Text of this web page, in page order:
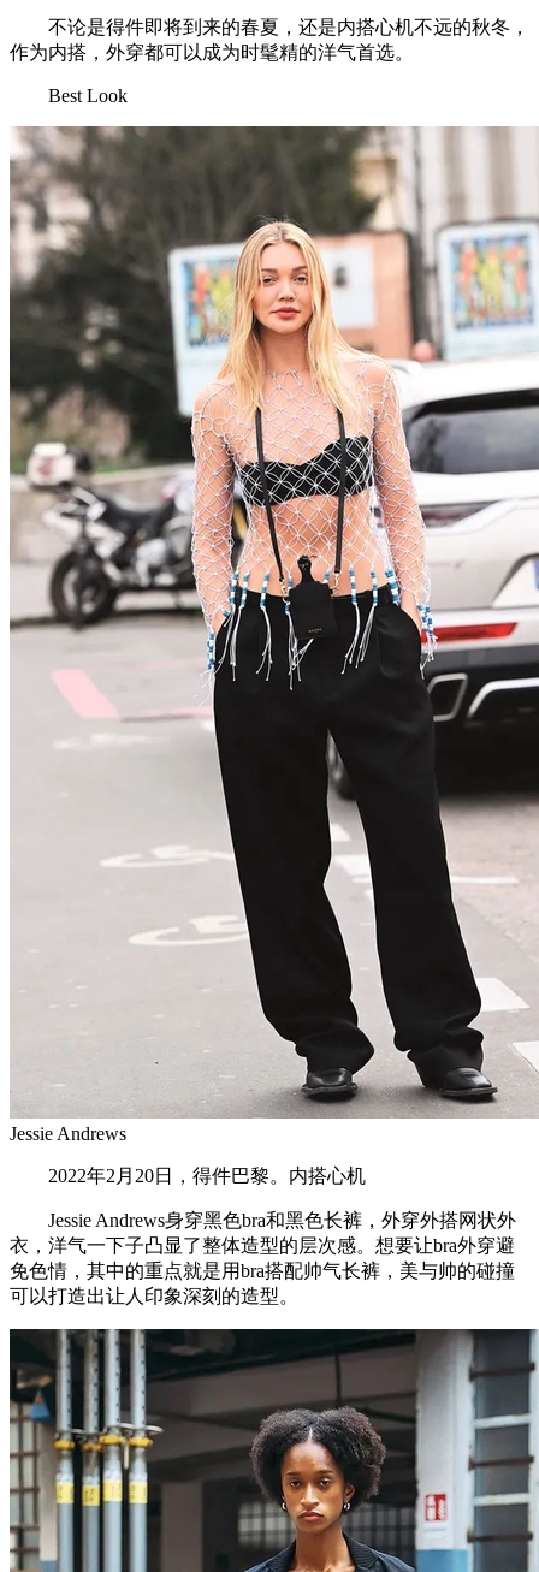
不论是得件即将到来的春夏，还是内搭心机不远的秋冬，
作为内搭，外穿都可以成为时髦精的洋气首选。
Best Look
Jessie Andrews
2022年2月20日，得件巴黎。内搭心机
Jessie Andrews身穿黑色bra和黑色长裤，外穿外搭网状外
衣，洋气一下子凸显了整体造型的层次感。想要让bra外穿避
免色情，其中的重点就是用bra搭配帅气长裤，美与帅的碰撞
可以打造出让人印象深刻的造型。